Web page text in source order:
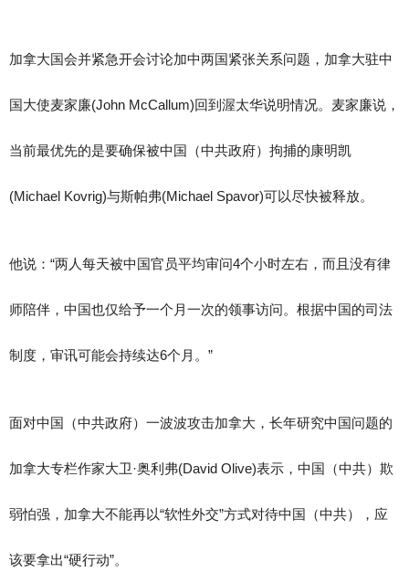
加拿大国会并紧急开会讨论加中两国紧张关系问题，加拿大驻中
国大使麦家廉(John McCallum)回到渥太华说明情况。麦家廉说，
当前最优先的是要确保被中国（中共政府）拘捕的康明凯
(Michael Kovrig)与斯帕弗(Michael Spavor)可以尽快被释放。
他说：“两人每天被中国官员平均审问4个小时左右，而且没有律
师陪伴，中国也仅给予一个月一次的领事访问。根据中国的司法
制度，审讯可能会持续达6个月。”
面对中国（中共政府）一波波攻击加拿大，长年研究中国问题的
加拿大专栏作家大卫·奥利弗(David Olive)表示，中国（中共）欺
弱怕强，加拿大不能再以“软性外交”方式对待中国（中共），应
该要拿出“硬行动”。